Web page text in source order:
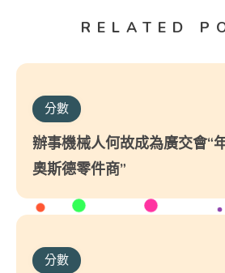
RELATED
分數
辦事機械人何故成為廣交會“
奧斯德零件商”
分數